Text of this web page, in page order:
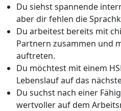
Du siehst spannende
aber dir fehlen die
Du arbeitest bereits mit
Partnern zusammen und
auftreten.
Du möchtest mit einem
Lebenslauf auf das
Du suchst nach einer
wertvoller auf dem